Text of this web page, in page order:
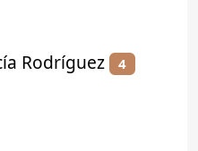
Rodríguez 4